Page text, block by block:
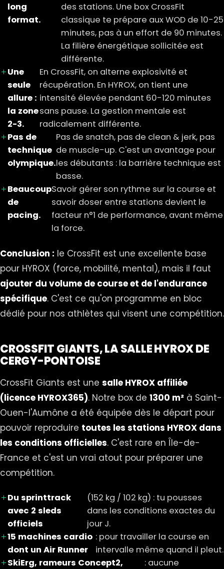
long
format.
des stations. Une box CrossFit
classique te prépare aux WOD de 10-25
minutes, pas à un effort de 90 minutes.
La filière énergétique sollicitée est
différente.
Une
seule
allure :
la zone
2-3.
En CrossFit, on alterne explosivité et
récupération. En HYROX, on tient une
intensité élevée pendant 60-120 minutes
sans pause. La gestion mentale est
radicalement différente.
Pas de
technique
olympique.
Pas de snatch, pas de clean & jerk, pas
de muscle-up. C'est un avantage pour
les débutants : la barrière technique est
basse.
Beaucoup
de
pacing.
Savoir gérer son rythme sur la course et
savoir doser entre stations devient le
facteur n°1 de performance, avant même
la force.
Conclusion : le CrossFit est une excellente base
pour HYROX (force, mobilité, mental), mais il faut
ajouter du volume de course et de l'endurance
spécifique. C'est ce qu'on programme en bloc
dédié pour nos athlètes qui visent une compétition.
CROSSFIT GIANTS, LA SALLE HYROX DE
CERGY-PONTOISE
CrossFit Giants est une salle HYROX affiliée
(licence HYROX365). Notre box de 1300 m² à Saint-
Ouen-l'Aumône a été équipée dès le départ pour
pouvoir reproduire toutes les stations HYROX dans
les conditions officielles. C'est rare en Île-de-
France et c'est un vrai atout pour préparer une
compétition.
Du sprinttrack
avec 2 sleds
officiels
(152 kg / 102 kg) : tu pousses
dans les conditions exactes du
jour J.
15 machines cardio
dont un Air Runner
: pour travailler la course en
intervalle même quand il pleut.
SkiErg, rameurs Concept2,
: aucune